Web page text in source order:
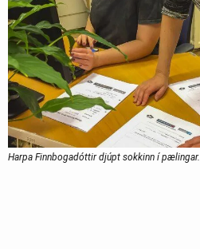
Harpa Finnbogadóttir djúpt sokkinn í pælingar.